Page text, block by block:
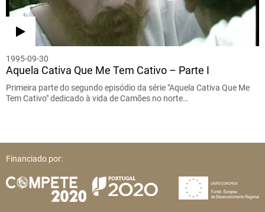
1995-09-30
Aquela Cativa Que Me Tem Cativo – Parte I
Primeira parte do segundo episódio da série "Aquela Cativa Que Me
Tem Cativo" dedicado à vida de Camões no norte…
Financiado por: